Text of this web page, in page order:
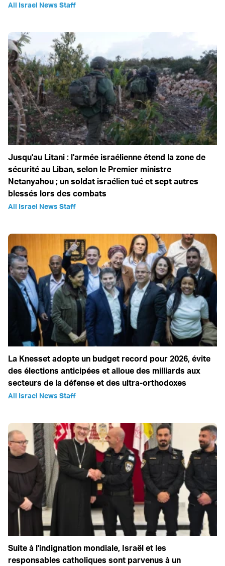
All Israel News Staff
Jusqu'au Litani : l'armée israélienne étend la zone de
sécurité au Liban, selon le Premier ministre
Netanyahou ; un soldat israélien tué et sept autres
blessés lors des combats
All Israel News Staff
La Knesset adopte un budget record pour 2026, évite
des élections anticipées et alloue des milliards aux
secteurs de la défense et des ultra-orthodoxes
All Israel News Staff
Suite à l'indignation mondiale, Israël et les
responsables catholiques sont parvenus à un